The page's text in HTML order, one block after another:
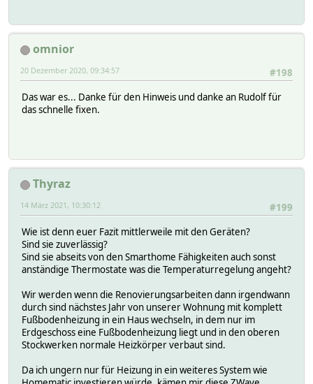
omnior
#198
20 Dezember 2020, 09:34:57
Das war es... Danke für den Hinweis und danke an Rudolf für
das schnelle fixen.
Thyraz
#199
14 März 2021, 10:30:12
Wie ist denn euer Fazit mittlerweile mit den Geräten?
Sind sie zuverlässig?
Sind sie abseits von den Smarthome Fähigkeiten auch sonst
anständige Thermostate was die Temperaturregelung angeht?
Wir werden wenn die Renovierungsarbeiten dann irgendwann
durch sind nächstes Jahr von unserer Wohnung mit komplett
Fußbodenheizung in ein Haus wechseln, in dem nur im
Erdgeschoss eine Fußbodenheizung liegt und in den oberen
Stockwerken normale Heizkörper verbaut sind.
Da ich ungern nur für Heizung in ein weiteres System wie